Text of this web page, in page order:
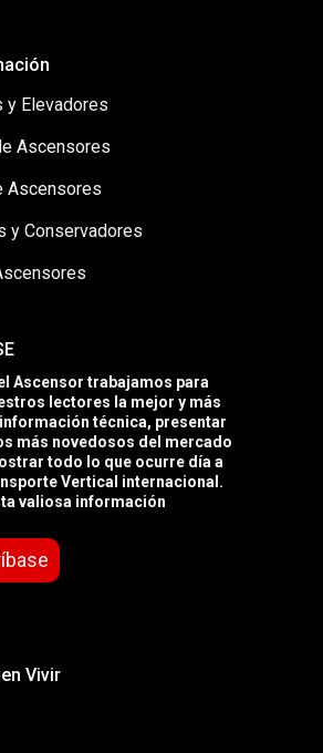
y Elevadores
Ascensores
Ascensores
y Conservadores
Ascensor trabajamos para
lectores la mejor y más
técnica, presentar
más novedosos del mercado
todo lo que ocurre día a
Vertical internacional.
valiosa información
Vivir